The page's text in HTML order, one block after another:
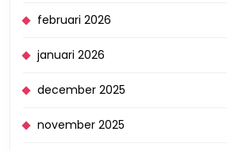
februari 2026
januari 2026
december 2025
november 2025